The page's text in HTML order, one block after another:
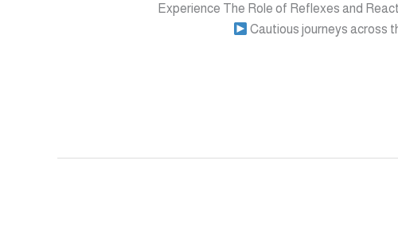
Experience The Role of Reflexes and
Cautious journeys across